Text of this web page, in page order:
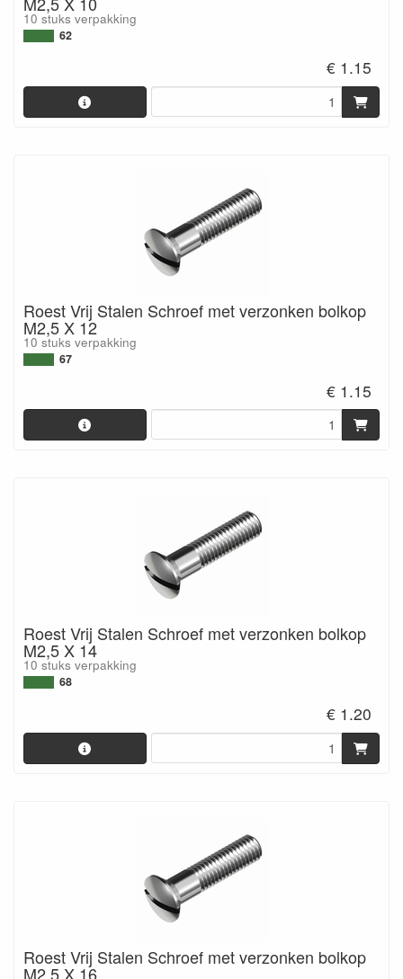
10 stuks verpakking
62
€ 1.15
Roest Vrij Stalen Schroef met verzonken bolkop
M2,5 X 12
10 stuks verpakking
67
€ 1.15
Roest Vrij Stalen Schroef met verzonken bolkop
M2,5 X 14
10 stuks verpakking
68
€ 1.20
Roest Vrij Stalen Schroef met verzonken bolkop
M2,5 X 16